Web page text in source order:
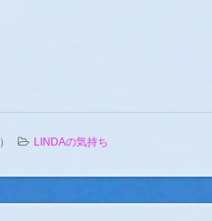
） LINDAの気持ち